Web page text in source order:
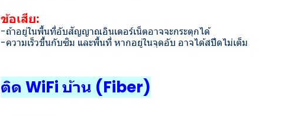
ข้อเสีย:
-ถ้าอยู่ในพื้นที่อับสัญญาณอินเตอร์เน็ตอาจจะกระตุกได้
-ความเร็วขึ้นกับซิม และพื้นที่ หากอยู่ในจุดอับ อาจได้สปีดไม่เต็ม
ติด WiFi บ้าน (Fiber)